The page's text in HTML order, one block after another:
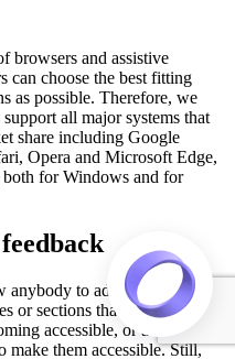
browsers and assistive
can choose the best fitting
as possible. Therefore, we
all major systems that
share including Google
Opera and Microsoft Edge,
for Windows and for
to adjust the website
or sections that are not fully
accessible, or are lacking
make them accessible. Still,